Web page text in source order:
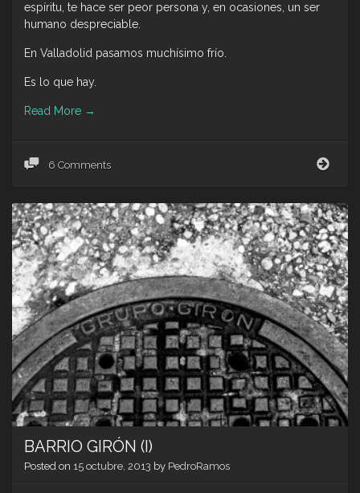
espíritu, te hace ser peor persona y, en ocasiones, un ser
humano despreciable.
En Valladolid pasamos muchísimo frío.
Es lo que hay.
Read More →
6 Comments
BARRIO GIRÓN (I)
Posted on 15 octubre, 2013 by PedroRamos